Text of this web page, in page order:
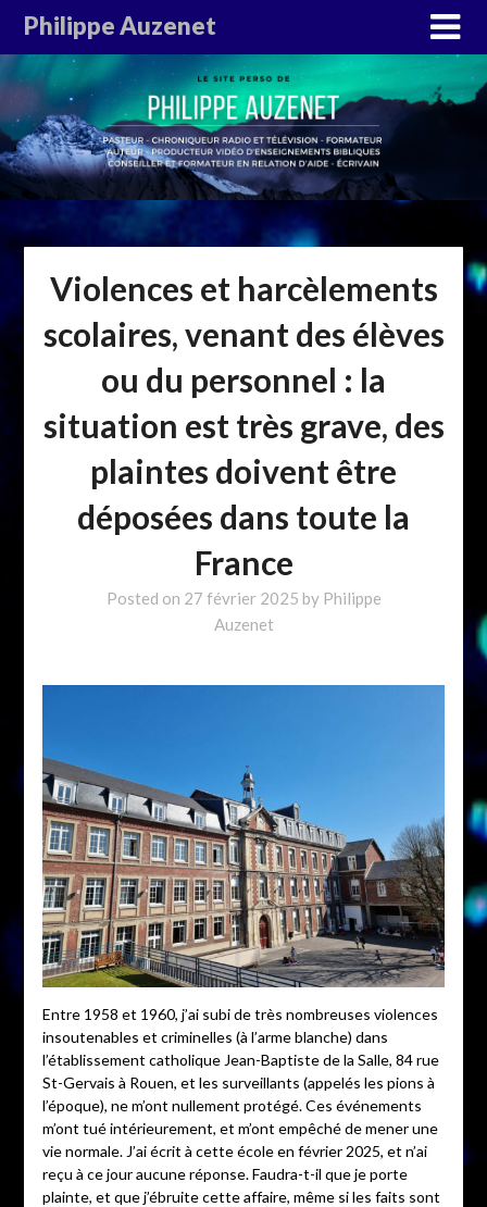
Philippe Auzenet
Violences et harcèlements
scolaires, venant des élèves
ou du personnel : la
situation est très grave, des
plaintes doivent être
déposées dans toute la
France
Posted on 27 février 2025 by Philippe
Auzenet
Entre 1958 et 1960, j’ai subi de très nombreuses violences
insoutenables et criminelles (à l’arme blanche) dans
l’établissement catholique Jean-Baptiste de la Salle, 84 rue
St-Gervais à Rouen, et les surveillants (appelés les pions à
l’époque), ne m’ont nullement protégé. Ces événements
m’ont tué intérieurement, et m’ont empêché de mener une
vie normale. J’ai écrit à cette école en février 2025, et n’ai
reçu à ce jour aucune réponse. Faudra-t-il que je porte
plainte, et que j’ébruite cette affaire, même si les faits sont